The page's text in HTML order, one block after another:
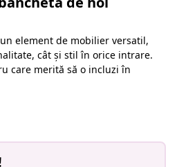
element de mobilier versatil,
cât și stil în orice intrare.
care merită să o incluzi în